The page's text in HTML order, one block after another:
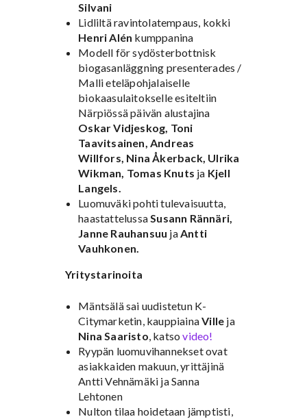
Silvani
Lidliltä ravintolatempaus, kokki
Henri Alén kumppanina
Modell för sydösterbottnisk
biogasanläggning presenterades /
Malli eteläpohjalaiselle
biokaasulaitokselle esiteltiin
Närpiössä päivän alustajina
Oskar Vidjeskog, Toni
Taavitsainen, Andreas
Willfors, Nina Åkerback, Ulrika
Wikman, Tomas Knuts ja Kjell
Langels.
Luomuväki pohti tulevaisuutta,
haastattelussaSusann Rännäri,
Janne Rauhansuu jaAntti
Vauhkonen.
Yritystarinoita
Mäntsälä sai uudistetun K-
Citymarketin, kauppiainaVille ja
Nina Saaristo, katsovideo!
Ryypän luomuvihannekset ovat
asiakkaiden makuun, yrittäjinä
Antti Vehnämäki ja Sanna
Lehtonen
Nulton tilaa hoidetaan jämptisti,